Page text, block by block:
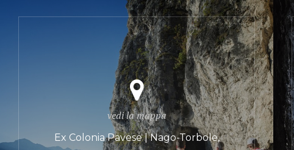
vedi la mappa
Ex Colonia Pavese | Nago-Torbole,